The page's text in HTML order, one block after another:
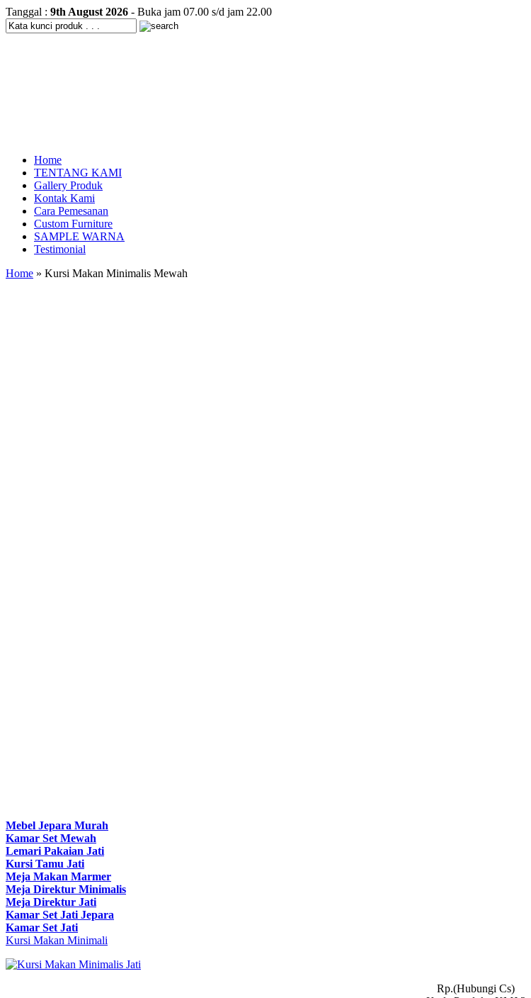
Tanggal : 9th August 2026 - Buka jam 07.00 s/d jam 22.00
Home
TENTANG KAMI
Gallery Produk
Kontak Kami
Cara Pemesanan
Custom Furniture
SAMPLE WARNA
Testimonial
Home » Kursi Makan Minimalis Mewah
Mebel Jepara Murah
Kamar Set Mewah
Lemari Pakaian Jati
Kursi Tamu Jati
Meja Makan Marmer
Meja Direktur Minimalis
Meja Direktur Jati
Kamar Set Jati Jepara
Kamar Set Jati
Kursi Makan Minimali
Rp.(Hubungi Cs)